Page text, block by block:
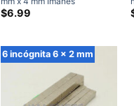
cuadrados de neodimio súper
$6.99
6 incógnita 6 x 2 mm